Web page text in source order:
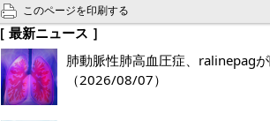
このページを印刷する
［ 最新ニュース ］
肺動脈性肺高血圧症、ralinepag
（2026/08/07）